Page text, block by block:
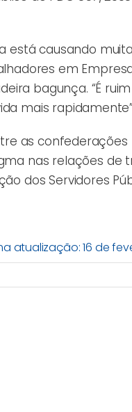
está causando
em
bagunça. “É
mais
as
nas relações de
dos Servidores
atualização: 16 de